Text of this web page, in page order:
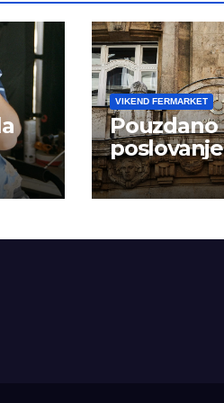
VIKEND FERMARKET
Pouzdano